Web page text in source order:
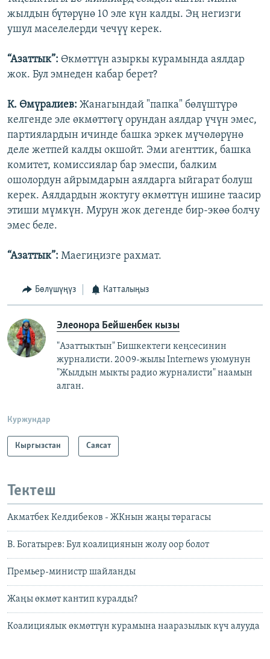
жылдын бүтөрүнө 10 эле күн калды. Эң негизги
ушул маселелерди чечүү керек.
“Азаттык”: Өкмөттүн азыркы курамында аялдар
жок. Бул эмнеден кабар берет?
К. Өмүралиев: Жанагындай "папка" бөлүштүрө
келгенде эле өкмөттөгү орундан аялдар үчүн эмес,
партиялардын ичинде башка эркек мүчөлөрүнө
деле жетпей калды окшойт. Эми агенттик, башка
комитет, комиссиялар бар эмеспи, балким
ошолордун айрымдарын аялдарга ыйгарат болуш
керек. Аялдардын жоктугу өкмөттүн ишине таасир
этиши мүмкүн. Мурун жок дегенде бир-экөө болчу
эмес беле.
“Азаттык”: Маегиңизге рахмат.
Бөлүшүңүз Катталыңыз
Элеонора Бейшенбек кызы
"Азаттыктын" Бишкектеги кеңсесинин
журналисти. 2009-жылы Internews уюмунун
"Жылдын мыкты радио журналисти" наамын
алган.
Куржундар
Кыргызстан Саясат
Тектеш
Акматбек Келдибеков - ЖКнын жаңы төрагасы
В. Богатырев: Бул коалициянын жолу оор болот
Премьер-министр шайланды
Жаңы өкмөт кантип куралды?
Коалициялык өкмөттүн курамына нааразылык күч алууда